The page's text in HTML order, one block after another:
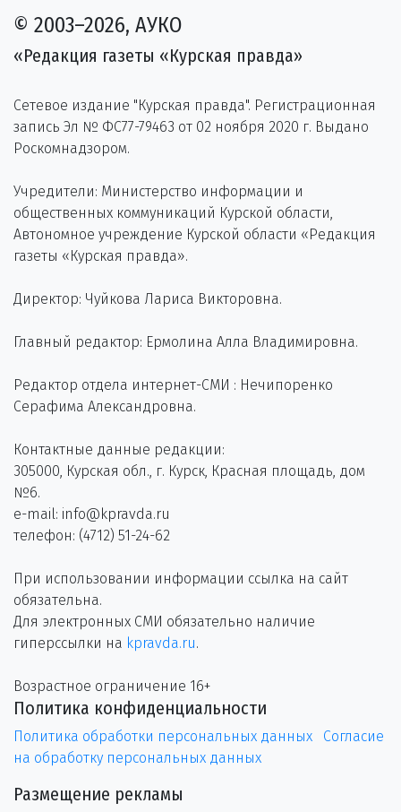
© 2003–2026, АУКО
«Редакция газеты «Курская правда»
Сетевое издание "Курская правда". Регистрационная
запись Эл № ФС77-79463 от 02 ноября 2020 г. Выдано
Роскомнадзором.
Учредители: Министерство информации и
общественных коммуникаций Курской области,
Автономное учреждение Курской области «Редакция
газеты «Курская правда».
Директор: Чуйкова Лариса Викторовна.
Главный редактор: Ермолина Алла Владимировна.
Редактор отдела интернет-СМИ : Нечипоренко
Серафима Александровна.
Контактные данные редакции:
305000, Курская обл., г. Курск, Красная площадь, дом
№6.
e-mail: info@kpravda.ru
телефон: (4712) 51-24-62
При использовании информации ссылка на сайт
обязательна.
Для электронных СМИ обязательно наличие
гиперссылки на kpravda.ru.
Возрастное ограничение 16+
Политика конфиденциальности
Политика обработки персональных данных
Согласие
на обработку персональных данных
Размещение рекламы